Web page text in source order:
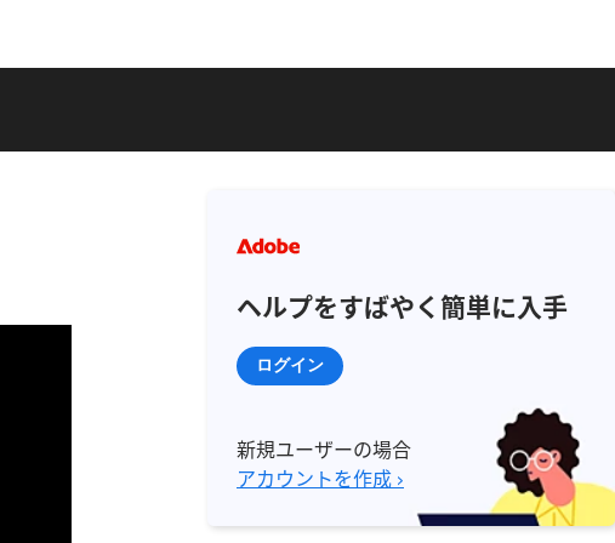
ヘルプをすばやく簡単に入手
ログイン
新規ユーザーの場合
アカウントを作成 ›